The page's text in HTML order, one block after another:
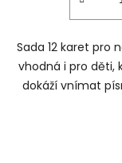
Sada 12 karet pro
vhodná i pro děti,
dokáží vnímat